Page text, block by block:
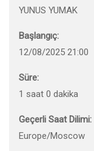
YUNUS YUMAK
Başlangıç:
12/08/2025 21:00
Süre:
1 saat 0 dakika
Geçerli Saat Dilimi:
Europe/Moscow